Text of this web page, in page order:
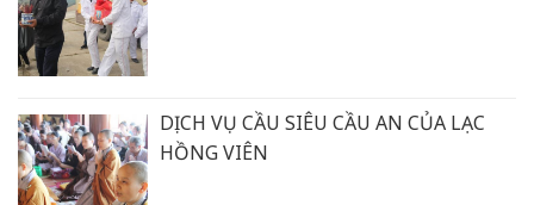
DỊCH VỤ CẦU SIÊU CẦU AN CỦA LẠC
HỒNG VIÊN